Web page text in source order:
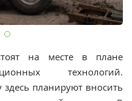
на месте в плане
технологий.
планируют вносить